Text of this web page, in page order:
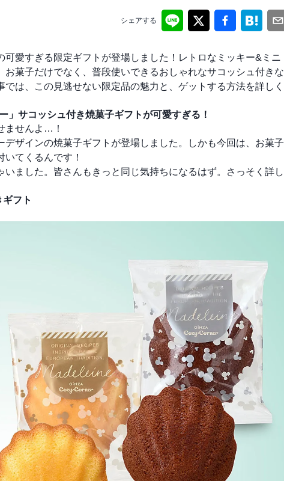
シェアする
愛すぎる限定ギフトが登場しました！レトロなミッキー&ミニ
菓子だけでなく、普段使いできるおしゃれなサコッシュ付きな
は、この見逃せない限定品の魅力と、ゲットする方法を詳しく
サコッシュ付き焼菓子ギフトが可愛すぎる！
ませんよ…！
ザインの焼菓子ギフトが登場しました。しかも今回は、お菓子
いてくるんです！
ました。皆さんもきっと同じ気持ちになるはず。さっそく詳し
フト